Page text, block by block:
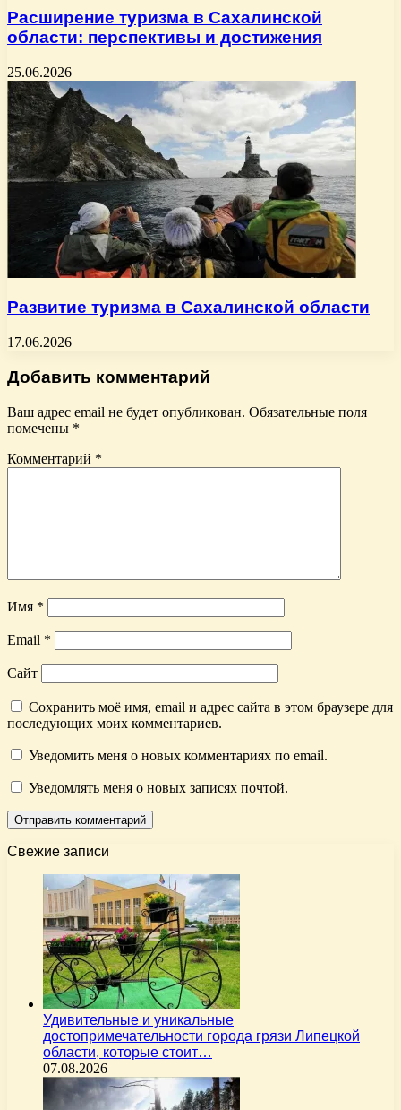
Расширение туризма в Сахалинской
области: перспективы и достижения
25.06.2026
Развитие туризма в Сахалинской области
17.06.2026
Добавить комментарий
Ваш адрес email не будет опубликован. Обязательные поля
помечены *
Комментарий *
Имя *
Email *
Сайт
Сохранить моё имя, email и адрес сайта в этом браузере для
последующих моих комментариев.
Уведомить меня о новых комментариях по email.
Уведомлять меня о новых записях почтой.
Свежие записи
Удивительные и уникальные
достопримечательности города грязи Липецкой
области, которые стоит…
07.08.2026